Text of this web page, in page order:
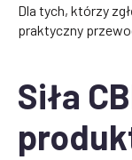
Dla tych, którzy
praktyczny
Siła